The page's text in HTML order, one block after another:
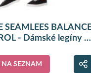
SEAMLEES
- Dámské legíny -
NA SEZNAM